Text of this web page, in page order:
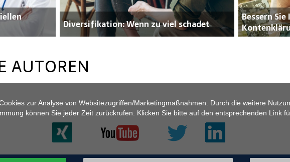
Diversifikation: Wenn zu viel schadet
Bessern
AUTOREN
zur Analyse von Websitezugriffen/Marketingmaßnahmen. Durch die weitere
können Sie jeder Zeit zurückrufen. Klicken Sie bitte auf den entsprechenden Link